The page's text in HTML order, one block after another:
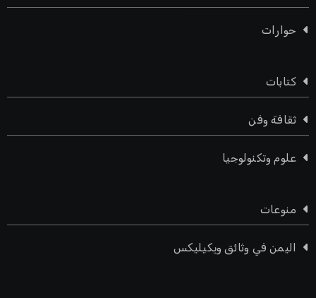
حوارات
كتابات
ثقافة وفن
علوم وتكنولوجيا
منوعات
اليمن في وثائق ويكيليكس